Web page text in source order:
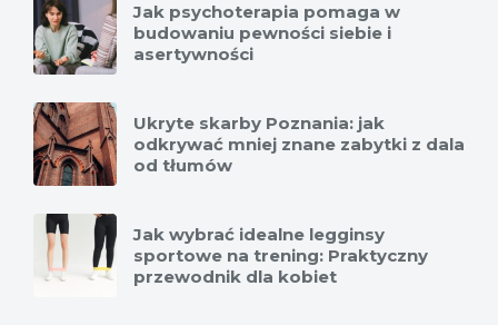
Jak psychoterapia pomaga w
budowaniu pewności siebie i
asertywności
Ukryte skarby Poznania: jak
odkrywać mniej znane zabytki z dala
od tłumów
Jak wybrać idealne legginsy
sportowe na trening: Praktyczny
przewodnik dla kobiet